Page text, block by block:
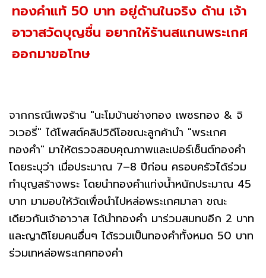
ทองคำแท้ 50 บาท อยู่ด้านในจริง ด้าน เจ้า
อาวาสวัดบุญชื่น อยากให้ร้านสแกนพระเกศ
ออกมาขอโทษ
จากกรณีเพจร้าน "นะโมบ้านช่างทอง เพชรทอง & จิ
วเวอรี่" ได้โพสต์คลิปวิดีโอขณะลูกค้านำ "พระเกศ
ทองคำ" มาให้ตรวจสอบคุณภาพและเปอร์เซ็นต์ทองคำ
โดยระบุว่า เมื่อประมาณ 7–8 ปีก่อน ครอบครัวได้ร่วม
ทำบุญสร้างพระ โดยนำทองคำแท่งน้ำหนักประมาณ 45
บาท มามอบให้วัดเพื่อนำไปหล่อพระเกศมาลา ขณะ
เดียวกันเจ้าอาวาส ได้นำทองคำ มาร่วมสมทบอีก 2 บาท
และญาติโยมคนอื่นๆ ได้รวมเป็นทองคำทั้งหมด 50 บาท
ร่วมเทหล่อพระเกศทองคำ